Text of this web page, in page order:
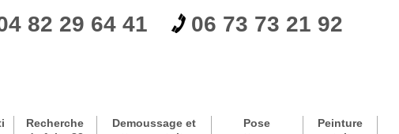
82 29 64 41 06 73 73 21 92
Recherche
Demoussage et
Pose
Peinture